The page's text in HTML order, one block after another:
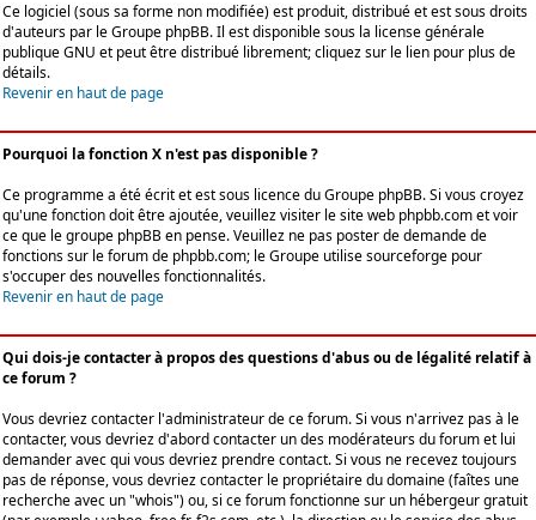
Ce logiciel (sous sa forme non modifiée) est produit, distribué et est sous droits
d'auteurs par leGroupe phpBB. Il est disponible sous la license générale
publique GNU et peut être distribué librement; cliquez sur le lien pour plus de
détails.
Revenir en haut de page
Pourquoi la fonction X n'est pas disponible ?
Ce programme a été écrit et est sous licence du Groupe phpBB. Si vous croyez
qu'une fonction doit être ajoutée, veuillez visiter le site web phpbb.com et voir
ce que le groupe phpBB en pense. Veuillez ne pas poster de demande de
fonctions sur le forum de phpbb.com; le Groupe utilise sourceforge pour
s'occuper des nouvelles fonctionnalités.
Revenir en haut de page
Qui dois-je contacter à propos des questions d'abus ou de légalité relatif à
ce forum ?
Vous devriez contacter l'administrateur de ce forum. Si vous n'arrivez pas à le
contacter, vous devriez d'abord contacter un des modérateurs du forum et lui
demander avec qui vous devriez prendre contact. Si vous ne recevez toujours
pas de réponse, vous devriez contacter le propriétaire du domaine (faîtes une
recherche avec un "whois") ou, si ce forum fonctionne sur un hébergeur gratuit